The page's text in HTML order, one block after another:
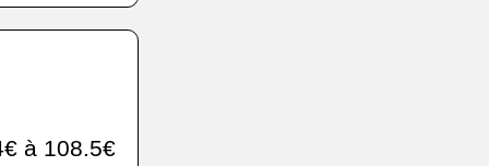
à 108.5€